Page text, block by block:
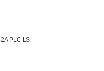
PLC LS